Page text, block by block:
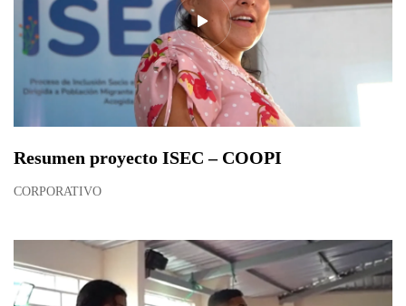
Resumen proyecto ISEC – COOPI
CORPORATIVO